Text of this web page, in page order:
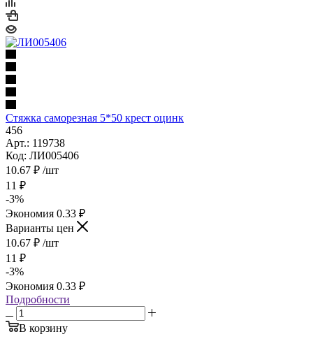
Стяжка саморезная 5*50 крест оцинк
456
Арт.: 119738
Код: ЛИ005406
10.67 ₽ /шт
11 ₽
-3%
Экономия 0.33 ₽
Варианты цен
10.67 ₽ /шт
11 ₽
-3%
Экономия 0.33 ₽
Подробности
В корзину